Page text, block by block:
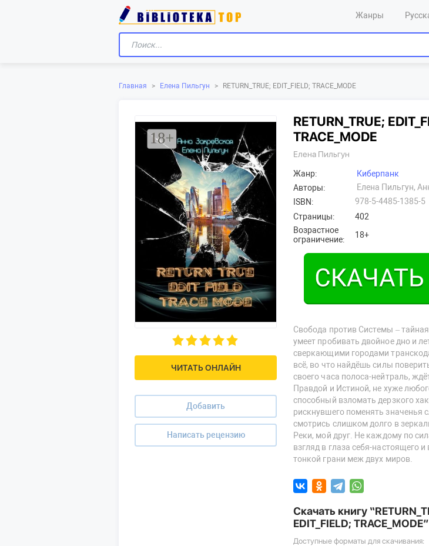
Жанры
Главная > Елена Пильгун > RETURN_TRUE; EDIT_FIELD; TRACE_MODE
ЧИТАТЬ ОНЛАЙН
Добавить
Написать рецензию
RETURN_TRUE;
TRACE_MODE
Елена Пильгун
Жанр:
Киберпанк
Авторы:
Елена Пильгун,
ISBN:
978-5-4485-1385-5
Страницы:
402
Возрастное
ограничение:
18+
Свобода против Системы – тайная
умеет пробивать двойное дно и
сверкающими городами
всё, во что найдёшь силы
своего часа полоса-нейтраль,
Правдой и Истиной, не хуже
способный взломать дерзкого
рискнувшего поменять значенья
смотрись слишком долго в
Реки, мой друг. Не каждому по
взгляд в глаза себя-настоящего
тонкой грани меж двух миров.
Скачать книгу
EDIT_FIELD; TRACE_MODE”
Доступные форматы для скачивания: